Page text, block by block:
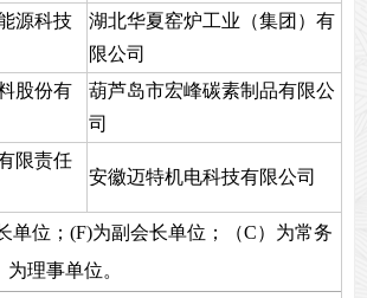
源科技
湖北华夏窑炉工业（集团）有
限公司
股份有
葫芦岛市宏峰碳素制品有限公
司
限责任
安徽迈特机电科技有限公司
单位；(F)为副会长单位；（C）为常务
理事单位。